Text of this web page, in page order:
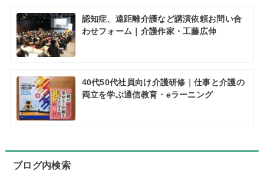
認知症、遠距離介護など講演依頼お問い合
わせフォーム｜介護作家・工藤広伸
40代50代社員向け介護研修｜仕事と介護の
両立を学ぶ通信教育・eラーニング
ブログ内検索